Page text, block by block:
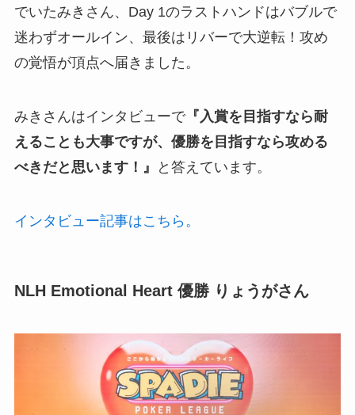
でいたみきさん、Day 1のラストハンドはバブルで
迷わずオールイン、最後はリバーで大逆転！攻め
の覚悟が頂点へ届きました。
みきさんはインタビューで『入賞を目指すなら耐
えることも大事ですが、優勝を目指すなら攻める
べきだと思います！』
と答えています。
インタビュー記事はこちら。
NLH Emotional Heart優勝 りょうがさん